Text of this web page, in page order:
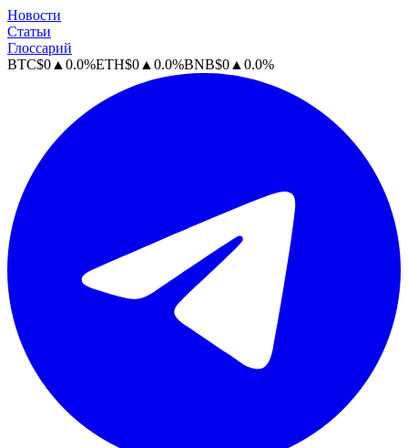
Новости
Статьи
Глоссарий
BTC$0 ▲ 0.0%ETH$0 ▲ 0.0%BNB$0 ▲ 0.0%